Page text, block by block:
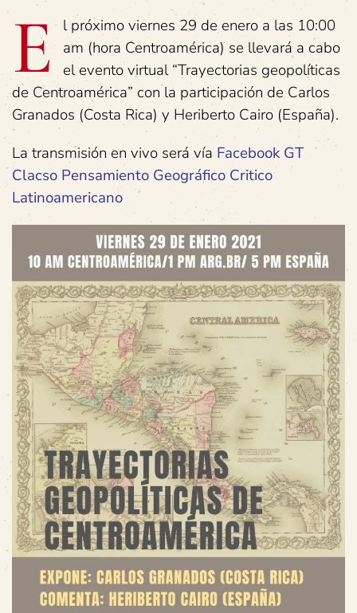
E
l próximo viernes 29 de enero a las 10:00
am (hora Centroamérica) se llevará a cabo
el evento virtual “Trayectorias geopolíticas
de Centroamérica” con la participación de Carlos
Granados (Costa Rica) y Heriberto Cairo (España).
La transmisión en vivo será vía Facebook GT
Clacso Pensamiento Geográfico Critico
Latinoamericano